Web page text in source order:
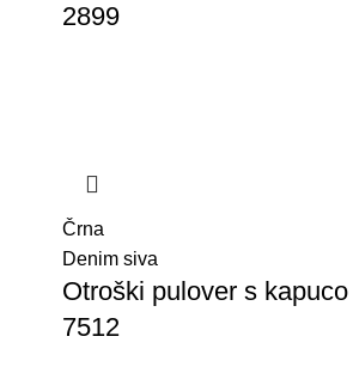
2899
Črna
Denim siva
Otroški pulover s kapuco
7512